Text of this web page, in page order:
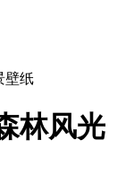
壁纸
林风光